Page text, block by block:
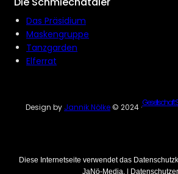
Das Präsidium
Maskengruppe
Tanzgarden
Elferrat
Design by Jannik Nölke© 2024 ·Gesellschaft
Diese Internetseite verwendet das
JaNö-Media. |